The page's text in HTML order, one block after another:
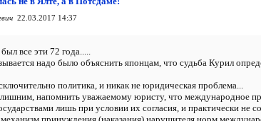
22.03.2017 14:37
все эти 72 года.....
надо было объяснить японцам, что судьба Курил
политика, и никак не юридическая проблема...
напомнить уважаемому юристу, что международное
лишь при условии их согласия, и практически